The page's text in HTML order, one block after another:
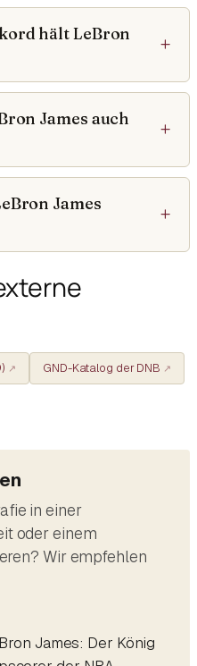
hält LeBron
James auch
James
GND-Katalog der DNB
in einer
oder einem
Wir empfehlen
James: Der König